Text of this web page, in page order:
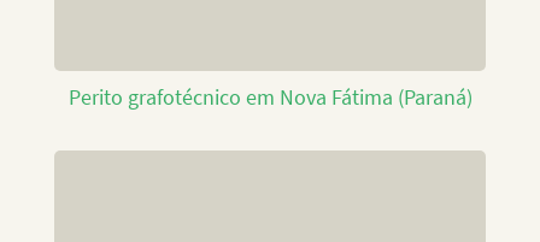
Perito grafotécnico em Nova Fátima (Paraná)